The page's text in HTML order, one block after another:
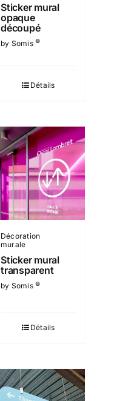
Sticker mural
opaque
découpé
by Somis©
Détails
Décoration
murale
Sticker mural
transparent
by Somis©
Détails